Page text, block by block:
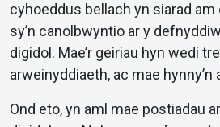
cyhoeddus bellach yn siarad
sy’n canolbwyntio ar y
digidol. Mae’r geiriau hyn wedi
arweinyddiaeth, ac mae hynny’n
Ond eto, yn aml mae postiadau